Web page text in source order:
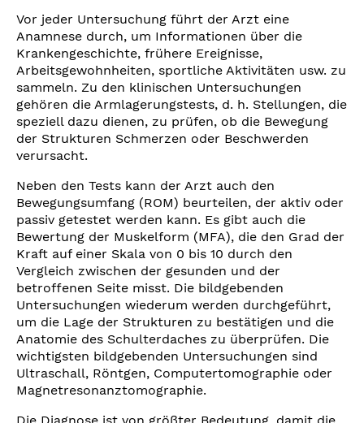
Vor jeder Untersuchung führt der Arzt eine
Anamnese durch, um Informationen über die
Krankengeschichte, frühere Ereignisse,
Arbeitsgewohnheiten, sportliche Aktivitäten usw. zu
sammeln. Zu den klinischen Untersuchungen
gehören die Armlagerungstests, d. h. Stellungen, die
speziell dazu dienen, zu prüfen, ob die Bewegung
der Strukturen Schmerzen oder Beschwerden
verursacht.
Neben den Tests kann der Arzt auch den
Bewegungsumfang (ROM) beurteilen, der aktiv oder
passiv getestet werden kann. Es gibt auch die
Bewertung der Muskelform (MFA), die den Grad der
Kraft auf einer Skala von 0 bis 10 durch den
Vergleich zwischen der gesunden und der
betroffenen Seite misst. Die bildgebenden
Untersuchungen wiederum werden durchgeführt,
um die Lage der Strukturen zu bestätigen und die
Anatomie des Schulterdaches zu überprüfen. Die
wichtigsten bildgebenden Untersuchungen sind
Ultraschall, Röntgen, Computertomographie oder
Magnetresonanztomographie.